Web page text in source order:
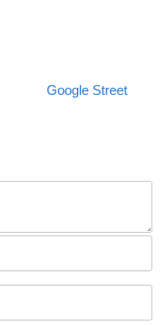
Google Street